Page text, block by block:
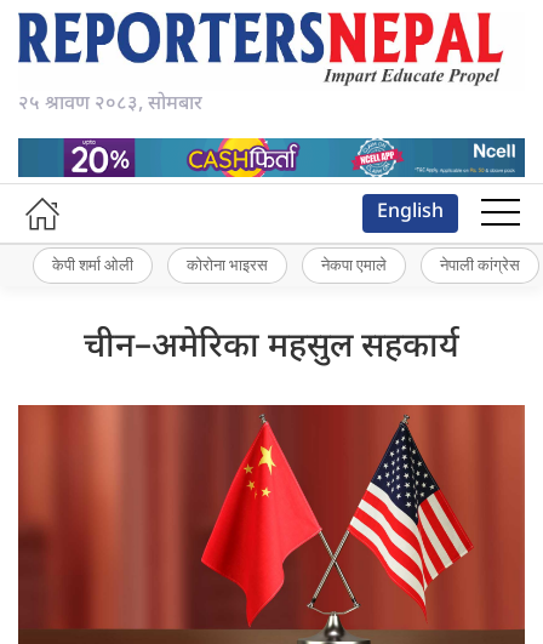
२५ श्रावण २०८३, सोमबार
English
केपी शर्मा ओली कोरोना भाइरस नेकपा एमाले नेपाली कांग्रेस
चीन–अमेरिका महसुल सहकार्य